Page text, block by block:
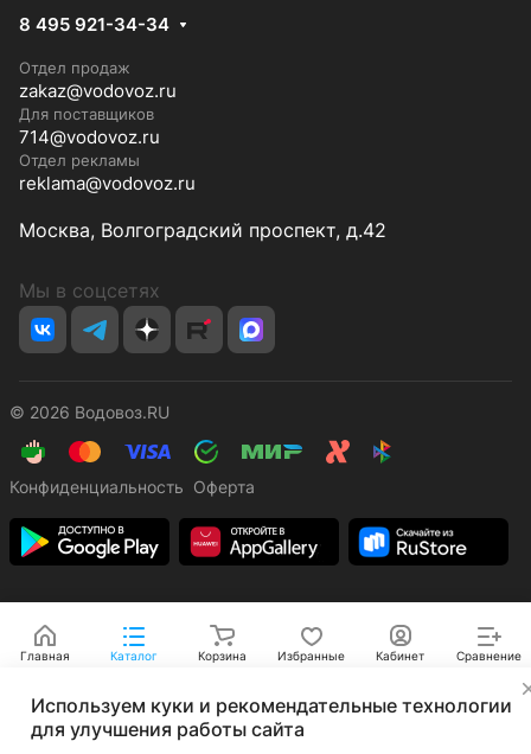
8 495 921-34-34
Отдел продаж
zakaz@vodovoz.ru
Для поставщиков
714@vodovoz.ru
Отдел рекламы
reklama@vodovoz.ru
Москва, Волгоградский проспект, д.42
Мы в соцсетях
© 2026 Водовоз.RU
Конфиденциальность Оферта
Главная Каталог Корзина Избранные Кабинет Сравнение
Используем куки и рекомендательные технологии
для улучшения работы сайта